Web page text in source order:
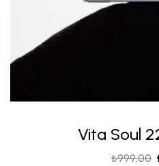
Vita Soul
₺999,00